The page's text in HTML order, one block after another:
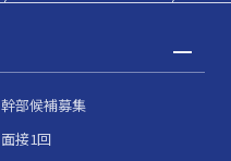
幹部候補募集
面接1回